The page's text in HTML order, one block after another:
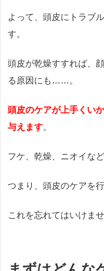
よって、頭皮にトラブ
す。
頭皮が乾燥すすれば、
る原因にも……。
頭皮のケアが上手くい
与えます。
フケ、乾燥、ニオイな
つまり、頭皮のケアを
これを忘れてはいけま